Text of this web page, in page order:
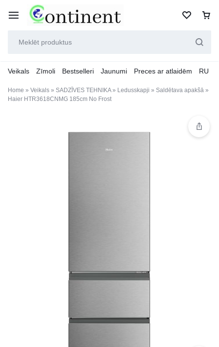
Veikals Zīmoli Bestselleri Jaunumi Preces ar atlaidēm RU
Home » Veikals » SADZĪVES TEHNIKA» Ledusskapji » Saldētava apakšā »
Haier HTR3618CNMG 185cm No Frost